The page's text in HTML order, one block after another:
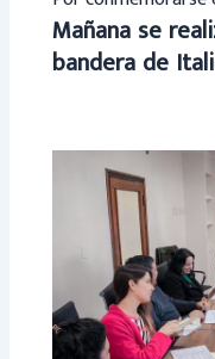
Mañana se
bandera de